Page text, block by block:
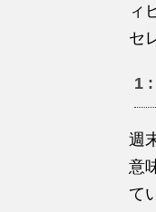
ィ
セ
1
週
意
て